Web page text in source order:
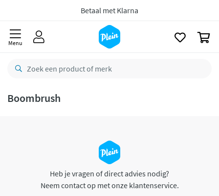
Betaal met Klarna
Menu
Boombrush
Heb je vragen of direct advies nodig?
Neem contact op met onze klantenservice.